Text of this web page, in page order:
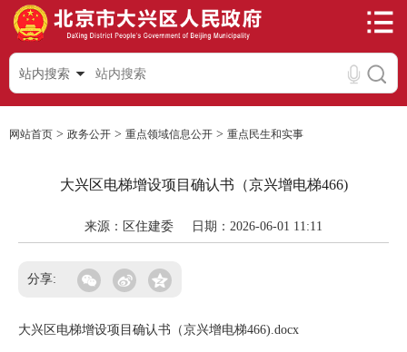
站内搜索
网站首页 > 政务公开 > 重点领域信息公开 > 重点民生和实事
大兴区电梯增设项目确认书（京兴增电梯466)
来源：区住建委 日期：2026-06-01 11:11
分享:
大兴区电梯增设项目确认书（京兴增电梯466).docx